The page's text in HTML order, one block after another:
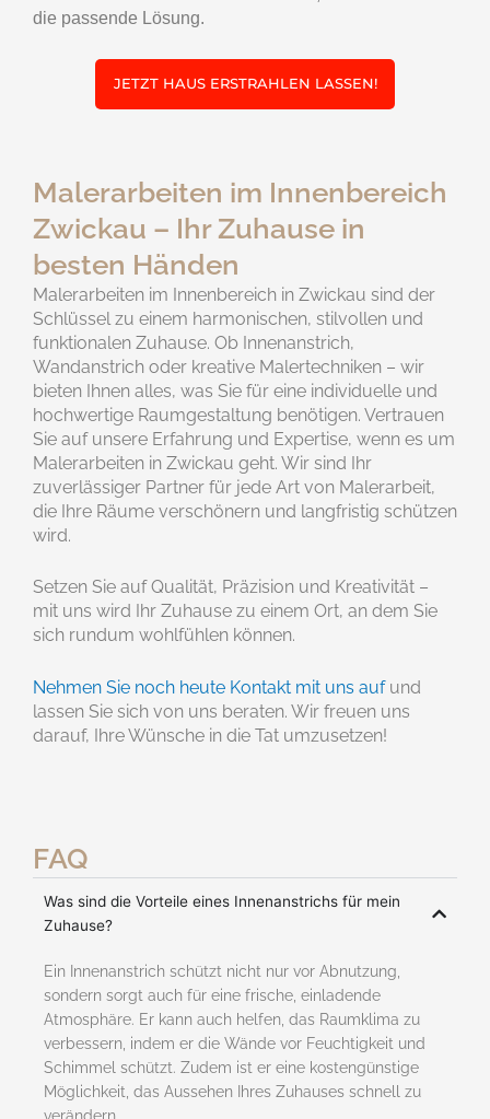
die passende Lösung.
JETZT HAUS ERSTRAHLEN LASSEN!
Malerarbeiten im Innenbereich
Zwickau – Ihr Zuhause in
besten Händen
Malerarbeiten im Innenbereich in Zwickau sind der
Schlüssel zu einem harmonischen, stilvollen und
funktionalen Zuhause. Ob Innenanstrich,
Wandanstrich oder kreative Malertechniken – wir
bieten Ihnen alles, was Sie für eine individuelle und
hochwertige Raumgestaltung benötigen. Vertrauen
Sie auf unsere Erfahrung und Expertise, wenn es um
Malerarbeiten in Zwickau geht. Wir sind Ihr
zuverlässiger Partner für jede Art von Malerarbeit,
die Ihre Räume verschönern und langfristig schützen
wird.
Setzen Sie auf Qualität, Präzision und Kreativität –
mit uns wird Ihr Zuhause zu einem Ort, an dem Sie
sich rundum wohlfühlen können.
Nehmen Sie noch heute Kontakt mit uns aufund
lassen Sie sich von uns beraten. Wir freuen uns
darauf, Ihre Wünsche in die Tat umzusetzen!
FAQ
Was sind die Vorteile eines Innenanstrichs für mein
Zuhause?
Ein Innenanstrich schützt nicht nur vor Abnutzung,
sondern sorgt auch für eine frische, einladende
Atmosphäre. Er kann auch helfen, das Raumklima zu
verbessern, indem er die Wände vor Feuchtigkeit und
Schimmel schützt. Zudem ist er eine kostengünstige
Möglichkeit, das Aussehen Ihres Zuhauses schnell zu